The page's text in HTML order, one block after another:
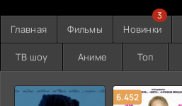
Главная Фильмы Новинки
3
ТВ шоу Аниме Топ
6.452